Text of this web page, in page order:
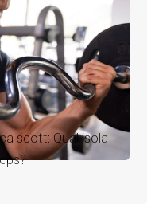
scott: Qual isola